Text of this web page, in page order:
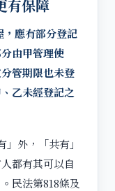
有保障
應有部分登記
由甲管理使
管期限也未登
乙未經登記之
外，「共有」
都有其可以自
民法第818條及